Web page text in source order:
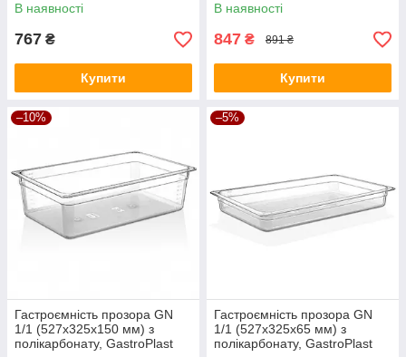
В наявності
767 ₴
Купити
В наявності
847 ₴ 891 ₴
Купити
–10%
Гастроємність прозора GN
1/1 (527х325х150 мм) з
полікарбонату, GastroPlast
–5%
Гастроємність прозора GN
1/1 (527х325х65 мм) з
полікарбонату, GastroPlast